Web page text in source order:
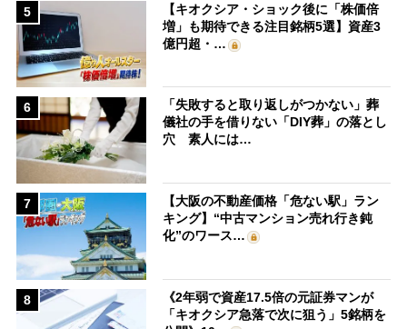
5
【キオクシア・ショック後に「株価倍
増」も期待できる注目銘柄5選】資産3
億円超・…
6
「失敗すると取り返しがつかない」葬
儀社の手を借りない「DIY葬」の落とし
穴 素人には…
7
【大阪の不動産価格「危ない駅」ラン
キング】“中古マンション売れ行き鈍
化”のワース…
8
《2年弱で資産17.5倍の元証券マンが
「キオクシア急落で次に狙う」5銘柄を